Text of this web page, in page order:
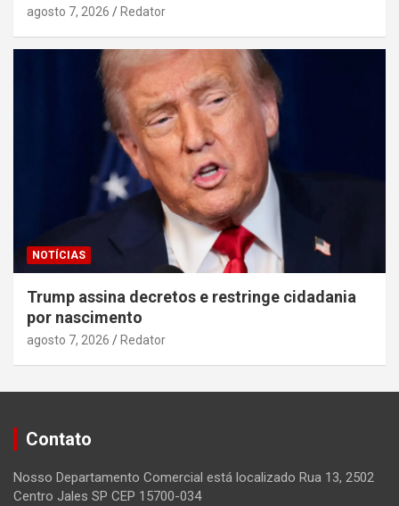
agosto 7, 2026 Redator
NOTÍCIAS
Trump assina decretos e restringe cidadania
por nascimento
agosto 7, 2026 Redator
Contato
Nosso Departamento Comercial está localizado Rua 13, 2502
Centro Jales SP CEP 15700-034